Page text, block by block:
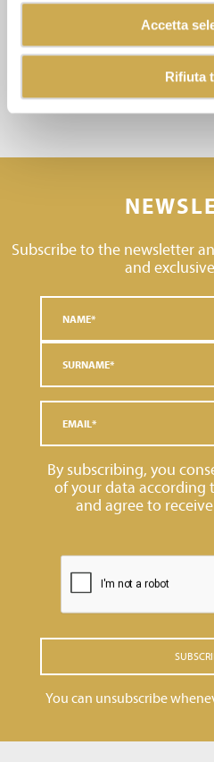
Accetta
Rifiuta
Subscribe to the newsletter
and
By subscribing, you
of your data according
and agree to
You can unsubscribe